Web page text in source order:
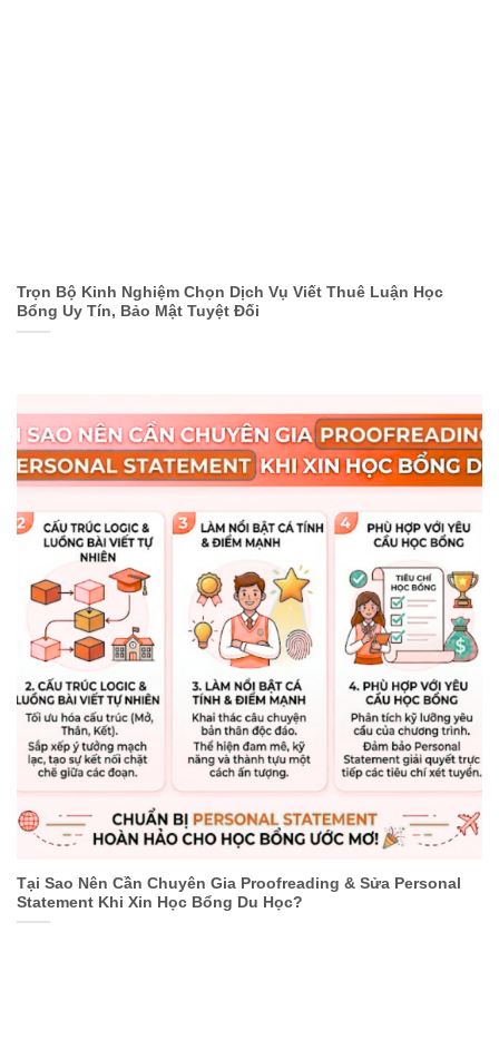
Trọn Bộ Kinh Nghiệm Chọn Dịch Vụ Viết Thuê Luận Học
Bổng Uy Tín, Bảo Mật Tuyệt Đối
Tại Sao Nên Cần Chuyên Gia Proofreading & Sửa Personal
Statement Khi Xin Học Bổng Du Học?